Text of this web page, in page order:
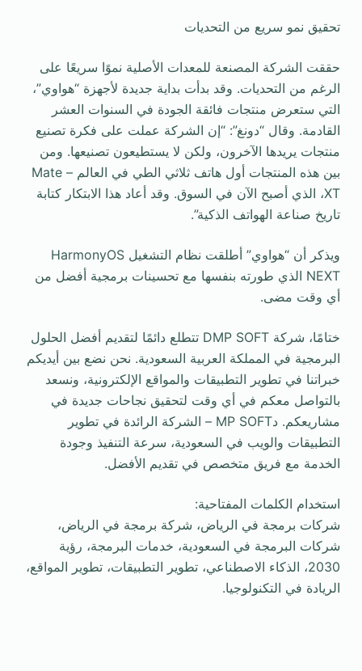
تحقيق نمو سريع من التحديات
حققت الشركة المصنعة للمعدات الأصلية نموًا سريعًا على
الرغم من التحديات. وقد بدأت بداية جديدة لأجهزة “هواوي”،
التي ستعرض منتجات فائقة الجودة في السنوات العشر
القادمة. وقال “دونغ”: “إن الشركة عملت على فكرة تصنيع
منتجات يريدها الآخرون، ولكن لا يستطيعون تصنيعها. ومن
بين هذه المنتجات أول هاتف ثلاثي الطي في العالم – Mate
XT، الذي أصبح الآن في السوق. وقد أعاد هذا الابتكار كتابة
تاريخ صناعة الهواتف الذكية”.
ويذكر أن “هواوي” أطلقت نظام التشغيل HarmonyOS
NEXT الذي طورته بنفسها مع تحسينات برمجية أفضل من
أي وقت مضى.
ختامًا، شركة DMP SOFT تتطلع دائمًا لتقديم أفضل الحلول
البرمجية في المملكة العربية السعودية. نحن نضع بين أيديكم
خبراتنا في تطوير التطبيقات والمواقع الإلكترونية، ونسعد
بالتواصل معكم في أي وقت لتحقيق نجاحات جديدة في
مشاريعكم. دMP SOFT – الشركة الرائدة في تطوير
التطبيقات والويب في السعودية، سرعة التنفيذ وجودة
الخدمة مع فريق متخصص في تقديم الأفضل.
استخدام الكلمات المفتاحية:
شركات برمجة في الرياض، شركة برمجة في الرياض،
شركات البرمجة في السعودية، خدمات البرمجة، رؤية
2030، الذكاء الاصطناعي، تطوير التطبيقات، تطوير المواقع،
الريادة في التكنولوجيا.